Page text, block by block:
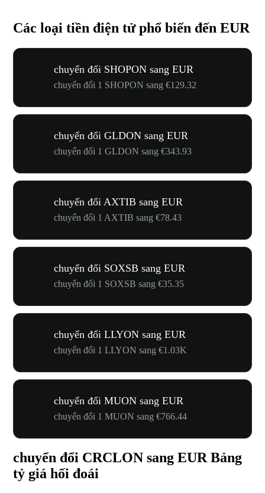
Các loại tiền điện tử phổ biến đến EUR
chuyển đổi SHOPON sang EUR
chuyển đổi 1 SHOPON sang €129.32
chuyển đổi GLDON sang EUR
chuyển đổi 1 GLDON sang €343.93
chuyển đổi AXTIB sang EUR
chuyển đổi 1 AXTIB sang €78.43
chuyển đổi SOXSB sang EUR
chuyển đổi 1 SOXSB sang €35.35
chuyển đổi LLYON sang EUR
chuyển đổi 1 LLYON sang €1.03K
chuyển đổi MUON sang EUR
chuyển đổi 1 MUON sang €766.44
chuyển đổi CRCLON sang EUR Bảng
tỷ giá hối đoái